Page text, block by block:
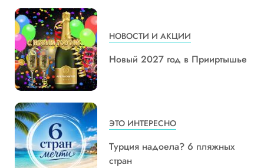
НОВОСТИ И АКЦИИ
Новый 2027 год в Прииртышье
ЭТО ИНТЕРЕСНО
Турция надоела? 6 пляжных
стран